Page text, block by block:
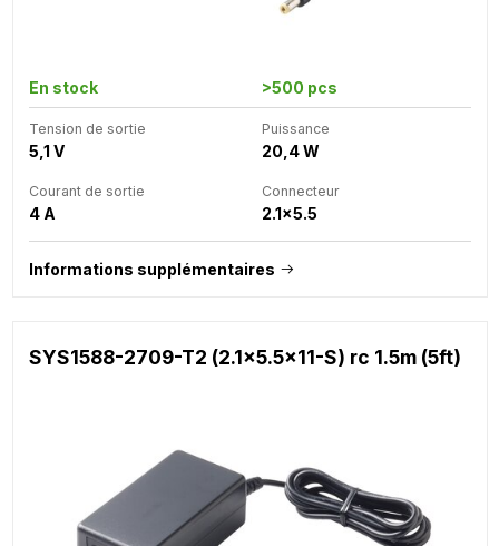
En stock >500 pcs
Tension de sortie
5,1 V
Puissance
20,4 W
Courant de sortie
4 A
Connecteur
2.1x5.5
Informations supplémentaires
SYS1588-2709-T2 (2.1x5.5x11-S) rc 1.5m (5ft)